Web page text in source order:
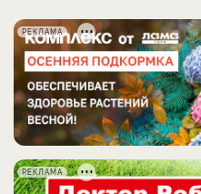
РЕКЛАМА
РЕКЛАМА